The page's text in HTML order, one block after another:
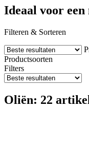
Ideaal voor
Filteren & Sorteren
Productsoorten
Filters
Oliën: 22